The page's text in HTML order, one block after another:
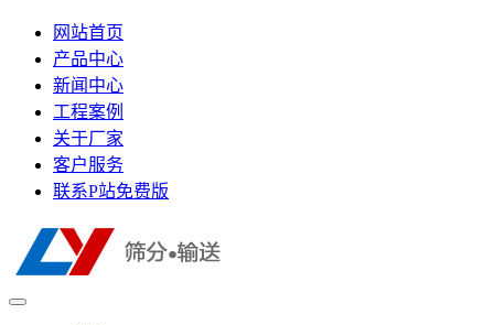
网站首页
产品中心
新闻中心
工程案例
关于厂家
客户服务
联系P站免费版